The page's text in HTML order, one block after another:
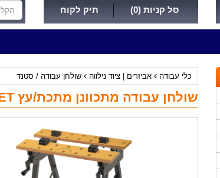
סל קניות (0) תיק לקוח
כלי עבודה אביזרים | ציוד נילווה שולחן עבודה / סטנד
שולחן עבודה מתכוונן מתכת/עץ TARGET